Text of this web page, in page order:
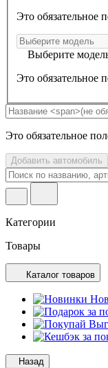
Это обязательное
Выберите
Это обязательное
Это обязательное
Добавить автомобиль
Категории
Товары
Каталог товаров
Назад